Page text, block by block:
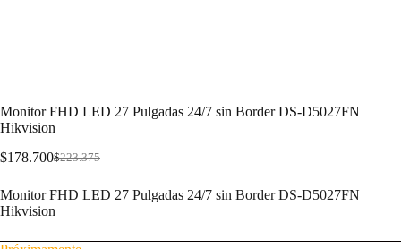
Monitor FHD LED 27 Pulgadas 24/7 sin Border DS-D5027FN
Hikvision
$223.375
$178.700
Monitor FHD LED 27 Pulgadas 24/7 sin Border DS-D5027FN
Hikvision